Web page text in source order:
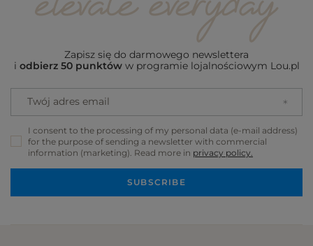
Zapisz się do darmowego newslettera
i odbierz 50 punktóww programie lojalnościowym Lou.pl
Twój adres email
I consent to the processing of my personal data (e-mail address)
for the purpose of sending a newsletter with commercial
information (marketing). Read more in privacy policy.
SUBSCRIBE